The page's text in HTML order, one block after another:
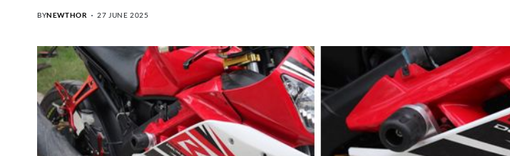
BYNEWTHOR 27 JUNE 2025